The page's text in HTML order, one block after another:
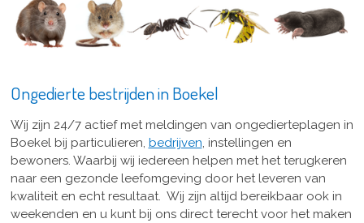
Ongedierte bestrijden in Boekel
Wij zijn 24/7 actief met meldingen van ongedierteplagen in
Boekel bij particulieren, bedrijven, instellingen en
bewoners. Waarbij wij iedereen helpen met het terugkeren
naar een gezonde leefomgeving door het leveren van
kwaliteit en echt resultaat. Wij zijn altijd bereikbaar ook in
weekenden en u kunt bij ons direct terecht voor het maken